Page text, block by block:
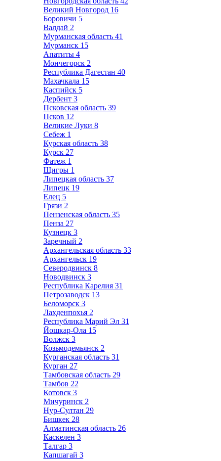
Великий Новгород 16
Боровичи 5
Валдай 2
Мурманская область 41
Мурманск 15
Апатиты 4
Мончегорск 2
Республика Дагестан 40
Махачкала 15
Каспийск 5
Дербент 3
Псковская область 39
Псков 12
Великие Луки 8
Себеж 1
Курская область 38
Курск 27
Фатеж 1
Щигры 1
Липецкая область 37
Липецк 19
Елец 5
Грязи 2
Пензенская область 35
Пенза 27
Кузнецк 3
Заречный 2
Архангельская область 33
Архангельск 19
Северодвинск 8
Новодвинск 3
Республика Карелия 31
Петрозаводск 13
Беломорск 3
Лахденпохья 2
Республика Марий Эл 31
Йошкар-Ола 15
Волжск 3
Козьмодемьянск 2
Курганская область 31
Курган 27
Тамбовская область 29
Тамбов 22
Котовск 3
Мичуринск 2
Нур-Султан 29
Бишкек 28
Алматинская область 26
Каскелен 3
Талгар 3
Капшагай 3